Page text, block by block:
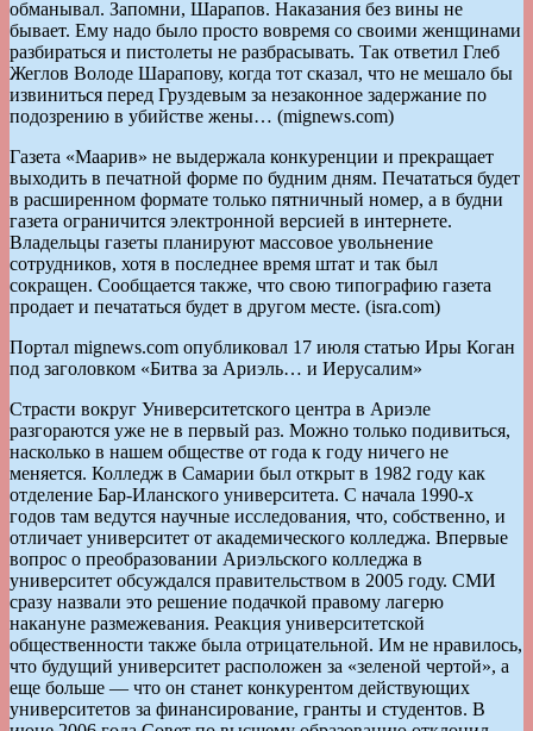
обманывал. Запомни, Шарапов. Наказания без вины не
бывает. Ему надо было просто вовремя со своими женщинами
разбираться и пистолеты не разбрасывать. Так ответил Глеб
Жеглов Володе Шарапову, когда тот сказал, что не мешало бы
извиниться перед Груздевым за незаконное задержание по
подозрению в убийстве жены… (mignews.com)
Газета «Маарив» не выдержала конкуренции и прекращает
выходить в печатной форме по будним дням. Печататься будет
в расширенном формате только пятничный номер, а в будни
газета ограничится электронной версией в интернете.
Владельцы газеты планируют массовое увольнение
сотрудников, хотя в последнее время штат и так был
сокращен. Сообщается также, что свою типографию газета
продает и печататься будет в другом месте. (isra.com)
Портал mignews.com опубликовал 17 июля статью Иры Коган
под заголовком «Битва за Ариэль… и Иерусалим»
Страсти вокруг Университетского центра в Ариэле
разгораются уже не в первый раз. Можно только подивиться,
насколько в нашем обществе от года к году ничего не
меняется. Колледж в Самарии был открыт в 1982 году как
отделение Бар-Иланского университета. С начала 1990-х
годов там ведутся научные исследования, что, собственно, и
отличает университет от академического колледжа. Впервые
вопрос о преобразовании Ариэльского колледжа в
университет обсуждался правительством в 2005 году. СМИ
сразу назвали это решение подачкой правому лагерю
накануне размежевания. Реакция университетской
общественности также была отрицательной. Им не нравилось,
что будущий университет расположен за «зеленой чертой», а
еще больше — что он станет конкурентом действующих
университетов за финансирование, гранты и студентов. В